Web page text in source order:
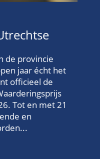
de provincie
jaar écht het
officieel de
Tot en met 21
en